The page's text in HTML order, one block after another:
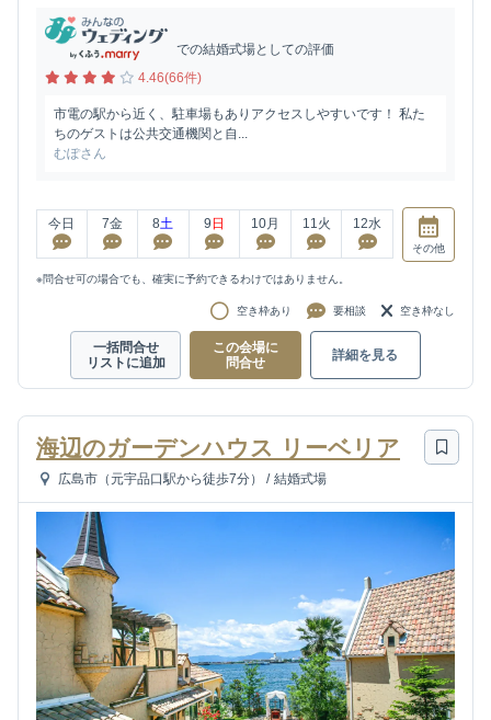
での結婚式場としての評価
4.46(66件)
市電の駅から近く、駐車場もありアクセスしやすいです！ 私た
ちのゲストは公共交通機関と自...
むぽさん
今日 7金 8土 9 日 10月 11火 12水
その他
※問合せ可の場合でも、確実に予約できるわけではありません。
空き枠あり 要相談 空き枠なし
一括問合せ
リストに追加
この会場に
問合せ
詳細を見る
海辺のガーデンハウス リーベリア
広島市（元宇品口駅から徒歩7分） / 結婚式場